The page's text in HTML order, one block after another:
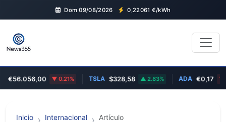
Dom 09/08/2026 0,22061 €/kWh
€56.056,00 0.21% TSLA $328,58 2.83% ADA €0,17
Inicio Internacional Artículo